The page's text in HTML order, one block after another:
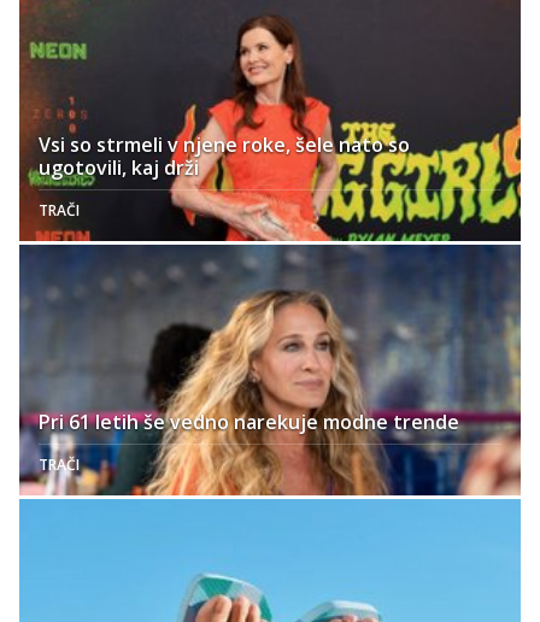
Vsi so strmeli v njene roke, šele nato so
ugotovili, kaj drži
TRAČI
Pri 61 letih še vedno narekuje modne trende
TRAČI